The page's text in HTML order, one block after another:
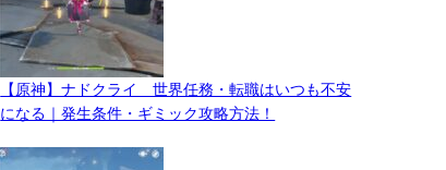
【原神】ナドクライ 世界任務・転職はいつも不安
になる｜発生条件・ギミック攻略方法！